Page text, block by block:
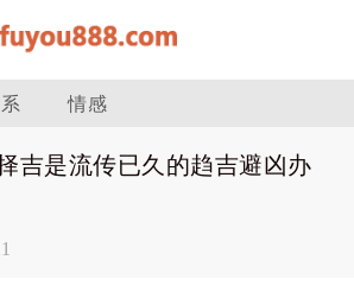
情感
吉是流传已久的趋吉避凶办